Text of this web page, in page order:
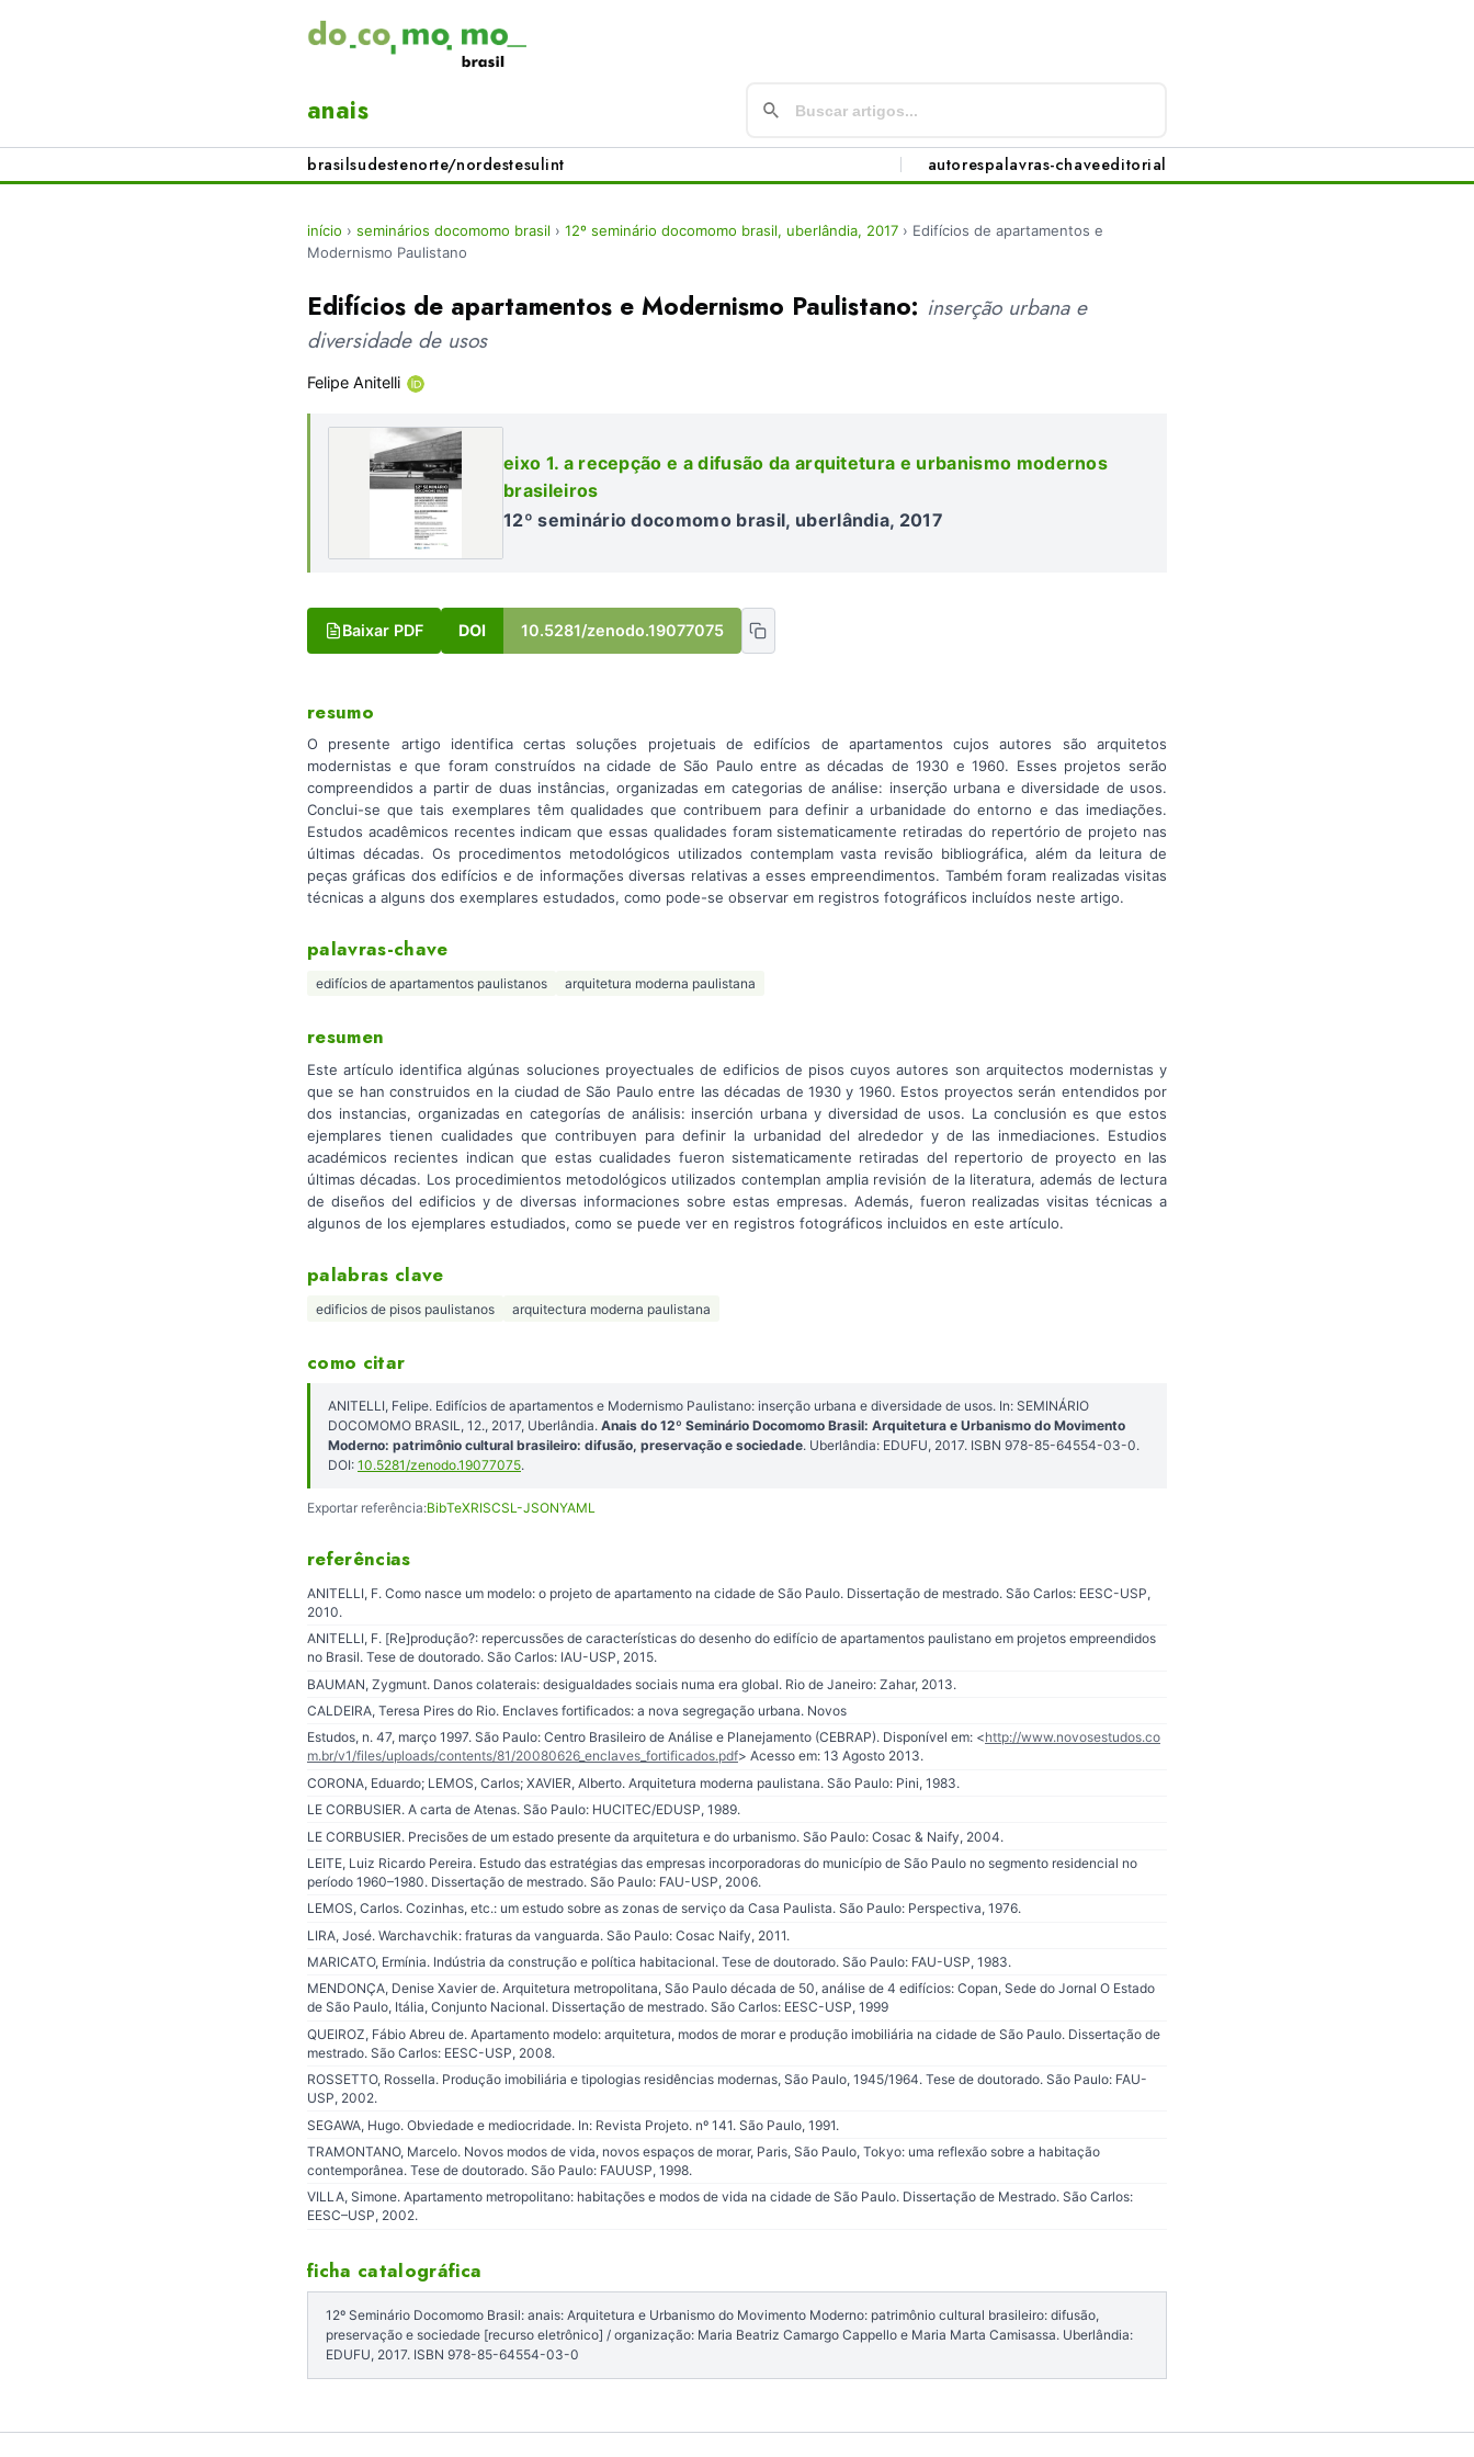
anais
brasilsudestenorte/nordestesulint autorespalavras-chaveeditorial
início › seminários docomomo brasil › 12º seminário docomomo brasil, uberlândia, 2017 › Edifícios de apartamentos e
Modernismo Paulistano
Edifícios de apartamentos e Modernismo Paulistano: inserção urbana e
diversidade de usos
Felipe Anitelli
eixo 1. a recepção e a difusão da arquitetura e urbanismo modernos
brasileiros
12º seminário docomomo brasil, uberlândia, 2017
Baixar PDF DOI 10.5281/zenodo.19077075
resumo
O presente artigo identifica certas soluções projetuais de edifícios de apartamentos cujos autores são arquitetos
modernistas e que foram construídos na cidade de São Paulo entre as décadas de 1930 e 1960. Esses projetos serão
compreendidos a partir de duas instâncias, organizadas em categorias de análise: inserção urbana e diversidade de usos.
Conclui-se que tais exemplares têm qualidades que contribuem para definir a urbanidade do entorno e das imediações.
Estudos acadêmicos recentes indicam que essas qualidades foram sistematicamente retiradas do repertório de projeto nas
últimas décadas. Os procedimentos metodológicos utilizados contemplam vasta revisão bibliográfica, além da leitura de
peças gráficas dos edifícios e de informações diversas relativas a esses empreendimentos. Também foram realizadas visitas
técnicas a alguns dos exemplares estudados, como pode-se observar em registros fotográficos incluídos neste artigo.
palavras-chave
edifícios de apartamentos paulistanos arquitetura moderna paulistana
resumen
Este artículo identifica algúnas soluciones proyectuales de edificios de pisos cuyos autores son arquitectos modernistas y
que se han construidos en la ciudad de São Paulo entre las décadas de 1930 y 1960. Estos proyectos serán entendidos por
dos instancias, organizadas en categorías de análisis: inserción urbana y diversidad de usos. La conclusión es que estos
ejemplares tienen cualidades que contribuyen para definir la urbanidad del alrededor y de las inmediaciones. Estudios
académicos recientes indican que estas cualidades fueron sistematicamente retiradas del repertorio de proyecto en las
últimas décadas. Los procedimientos metodológicos utilizados contemplan amplia revisión de la literatura, además de lectura
de diseños del edificios y de diversas informaciones sobre estas empresas. Además, fueron realizadas visitas técnicas a
algunos de los ejemplares estudiados, como se puede ver en registros fotográficos incluidos en este artículo.
palabras clave
edificios de pisos paulistanos arquitectura moderna paulistana
como citar
ANITELLI, Felipe. Edifícios de apartamentos e Modernismo Paulistano: inserção urbana e diversidade de usos. In: SEMINÁRIO
DOCOMOMO BRASIL, 12., 2017, Uberlândia. Anais do 12º Seminário Docomomo Brasil: Arquitetura e Urbanismo do Movimento
Moderno: patrimônio cultural brasileiro: difusão, preservação e sociedade. Uberlândia: EDUFU, 2017. ISBN 978-85-64554-03-0.
DOI: 10.5281/zenodo.19077075.
Exportar referência:BibTeXRISCSL-JSONYAML
referências
ANITELLI, F. Como nasce um modelo: o projeto de apartamento na cidade de São Paulo. Dissertação de mestrado. São Carlos: EESC-USP,
2010.
ANITELLI, F. [Re]produção?: repercussões de características do desenho do edifício de apartamentos paulistano em projetos empreendidos
no Brasil. Tese de doutorado. São Carlos: IAU-USP, 2015.
BAUMAN, Zygmunt. Danos colaterais: desigualdades sociais numa era global. Rio de Janeiro: Zahar, 2013.
CALDEIRA, Teresa Pires do Rio. Enclaves fortificados: a nova segregação urbana. Novos
Estudos, n. 47, março 1997. São Paulo: Centro Brasileiro de Análise e Planejamento (CEBRAP). Disponível em: <http://www.novosestudos.co
m.br/v1/files/uploads/contents/81/20080626_enclaves_fortificados.pdf> Acesso em: 13 Agosto 2013.
CORONA, Eduardo; LEMOS, Carlos; XAVIER, Alberto. Arquitetura moderna paulistana. São Paulo: Pini, 1983.
LE CORBUSIER. A carta de Atenas. São Paulo: HUCITEC/EDUSP, 1989.
LE CORBUSIER. Precisões de um estado presente da arquitetura e do urbanismo. São Paulo: Cosac & Naify, 2004.
LEITE, Luiz Ricardo Pereira. Estudo das estratégias das empresas incorporadoras do município de São Paulo no segmento residencial no
período 1960–1980. Dissertação de mestrado. São Paulo: FAU-USP, 2006.
LEMOS, Carlos. Cozinhas, etc.: um estudo sobre as zonas de serviço da Casa Paulista. São Paulo: Perspectiva, 1976.
LIRA, José. Warchavchik: fraturas da vanguarda. São Paulo: Cosac Naify, 2011.
MARICATO, Ermínia. Indústria da construção e política habitacional. Tese de doutorado. São Paulo: FAU-USP, 1983.
MENDONÇA, Denise Xavier de. Arquitetura metropolitana, São Paulo década de 50, análise de 4 edifícios: Copan, Sede do Jornal O Estado
de São Paulo, Itália, Conjunto Nacional. Dissertação de mestrado. São Carlos: EESC-USP, 1999
QUEIROZ, Fábio Abreu de. Apartamento modelo: arquitetura, modos de morar e produção imobiliária na cidade de São Paulo. Dissertação de
mestrado. São Carlos: EESC-USP, 2008.
ROSSETTO, Rossella. Produção imobiliária e tipologias residências modernas, São Paulo, 1945/1964. Tese de doutorado. São Paulo: FAU-
USP, 2002.
SEGAWA, Hugo. Obviedade e mediocridade. In: Revista Projeto. nº 141. São Paulo, 1991.
TRAMONTANO, Marcelo. Novos modos de vida, novos espaços de morar, Paris, São Paulo, Tokyo: uma reflexão sobre a habitação
contemporânea. Tese de doutorado. São Paulo: FAUUSP, 1998.
VILLA, Simone. Apartamento metropolitano: habitações e modos de vida na cidade de São Paulo. Dissertação de Mestrado. São Carlos:
EESC–USP, 2002.
ficha catalográfica
12º Seminário Docomomo Brasil: anais: Arquitetura e Urbanismo do Movimento Moderno: patrimônio cultural brasileiro: difusão,
preservação e sociedade [recurso eletrônico] / organização: Maria Beatriz Camargo Cappello e Maria Marta Camisassa. Uberlândia:
EDUFU, 2017. ISBN 978-85-64554-03-0